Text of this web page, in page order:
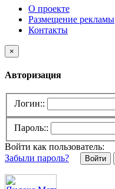
О проекте
Размещение рекламы
Контакты
×
Авторизация
Логин::
Пароль::
Войти как пользователь:
Забыли пароль?